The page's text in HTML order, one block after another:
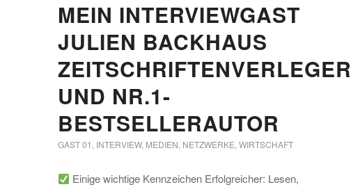
MEIN INTERVIEWGAST
JULIEN BACKHAUS
ZEITSCHRIFTENVERLEGER
UND NR.1-
BESTSELLERAUTOR
GAST 01 , INTERVIEW, MEDIEN, NETZWERKE, WIRTSCHAFT
Einige wichtige Kennzeichen Erfolgreicher: Lesen,